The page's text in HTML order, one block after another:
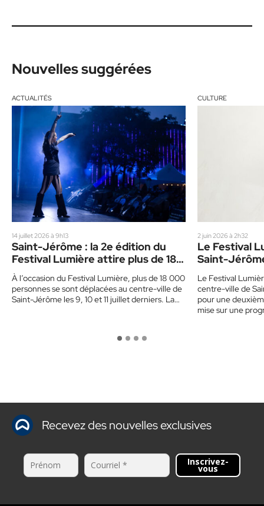
Nouvelles suggérées
ACTUALITÉS
14 juillet 2026 à 9h13
Saint-Jérôme : la 2e édition du
Festival Lumière attire plus de 18
000 personnes
À l’occasion du Festival Lumière, plus de 18 000
personnes se sont déplacées au centre-ville de
Saint-Jérôme les 9, 10 et 11 juillet derniers. La…
CULTURE
2 juin 2026 à 2h32
Le Festival
Saint-
Le Festival
centre-ville de
pour une
mise sur une
Recevez des nouvelles exclusives
Inscrivez-
vous